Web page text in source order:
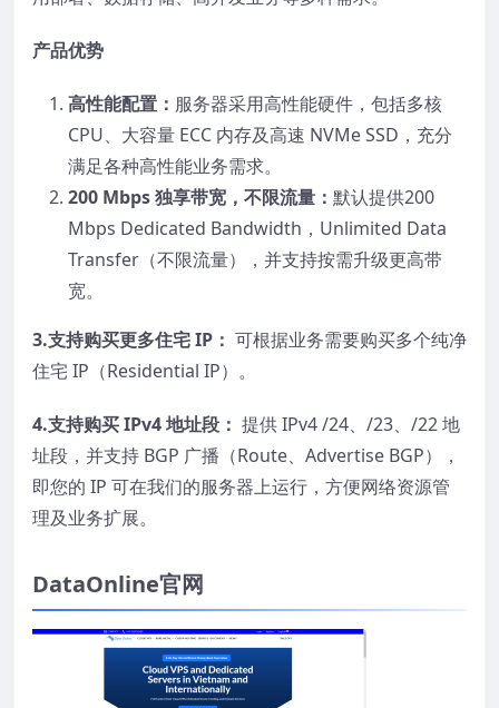
产品优势
高性能配置： 服务器采用高性能硬件，包括多核
CPU、大容量 ECC 内存及高速 NVMe SSD，充分
满足各种高性能业务需求。
200 Mbps独享带宽，不限流量： 默认提供200
Mbps Dedicated Bandwidth，Unlimited Data
Transfer（不限流量），并支持按需升级更高带
宽。
3.支持购买更多住宅IP ： 可根据业务需要购买多个纯净
住宅 IP（Residential IP）。
4.支持购买IPv4地址段： 提供 IPv4 /24、/23、/22 地
址段，并支持 BGP 广播（Route、Advertise BGP），
即您的 IP 可在我们的服务器上运行，方便网络资源管
理及业务扩展。
DataOnline官网